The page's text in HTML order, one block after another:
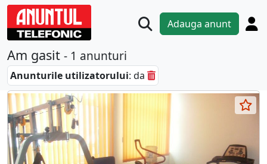
Adauga anunt
Am gasit - 1 anunturi
Anunturile utilizatorului: da